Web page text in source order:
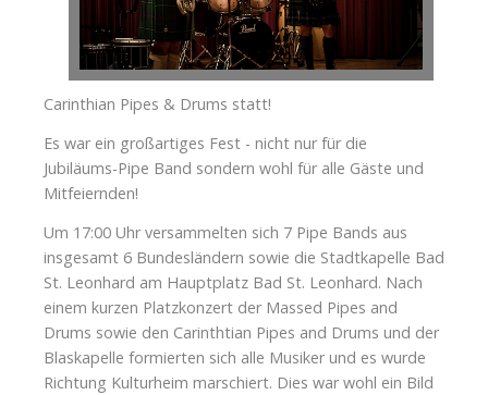
Carinthian Pipes & Drums statt!
Es war ein großartiges Fest - nicht nur für die
Jubiläums-Pipe Band sondern wohl für alle Gäste und
Mitfeiernden!
Um 17:00 Uhr versammelten sich 7 Pipe Bands aus
insgesamt 6 Bundesländern sowie die Stadtkapelle Bad
St. Leonhard am Hauptplatz Bad St. Leonhard. Nach
einem kurzen Platzkonzert der Massed Pipes and
Drums sowie den Carinthtian Pipes and Drums und der
Blaskapelle formierten sich alle Musiker und es wurde
Richtung Kulturheim marschiert. Dies war wohl ein Bild